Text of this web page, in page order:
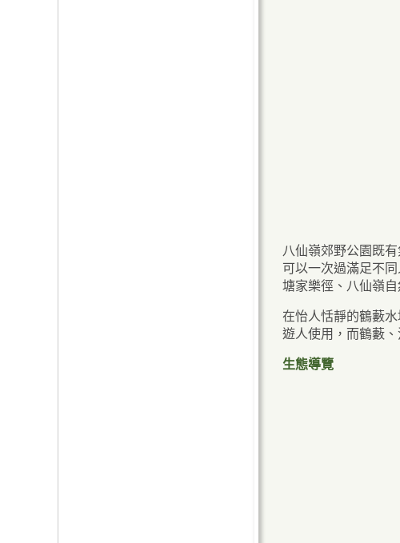
八仙嶺郊野公園既
可以一次過滿足不
塘家樂徑、八仙嶺
在怡人恬靜的鶴藪
遊人使用，而鶴藪
生態導覽